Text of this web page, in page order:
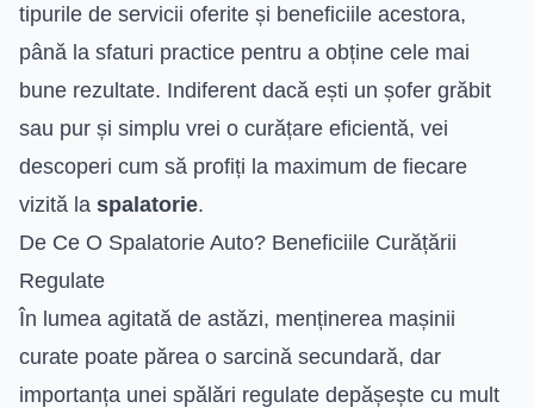
tipurile de servicii oferite și beneficiile acestora,
până la sfaturi practice pentru a obține cele mai
bune rezultate. Indiferent dacă ești un șofer grăbit
sau pur și simplu vrei o curățare eficientă, vei
descoperi cum să profiți la maximum de fiecare
vizită la spalatorie.
De Ce O Spalatorie Auto? Beneficiile Curățării
Regulate
În lumea agitată de astăzi, menținerea mașinii
curate poate părea o sarcină secundară, dar
importanța unei spălări regulate depășește cu mult